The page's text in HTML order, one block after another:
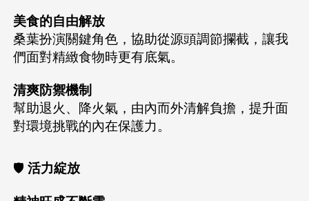
美食的自由解放
桑葉扮演關鍵角色，協助從源頭調節攔截，讓我
們面對精緻食物時更有底氣。
清爽防禦機制
幫助退火、降火氣，由內而外清解負擔，提升面
對環境挑戰的內在保護力。
🛡️活力綻放